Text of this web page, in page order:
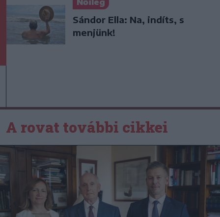
Nőileg
Sándor Ella: Na, indíts, s
menjünk!
A rovat további cikkei